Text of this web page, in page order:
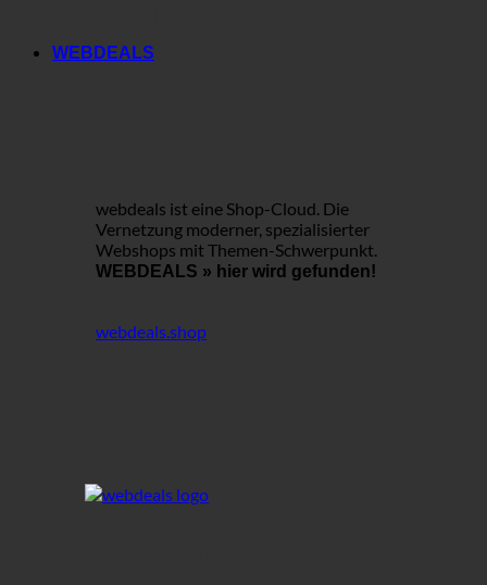
WEBDEALS
webdeals ist eine Shop-Cloud. Die
Vernetzung moderner, spezialisierter
Webshops mit Themen-Schwerpunkt.
WEBDEALS » hier wird gefunden!
webdeals.shop